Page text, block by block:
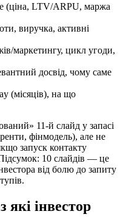
(ціна, LTV/ARPU, маржа
виручка, активні
маркетингу, цикл угоди,
досвід, чому саме
(місяців), на що
11-й слайд у запасі
фінмодель), але не
запуск контакту
10 слайдів — це
від болю до запиту
які інвестор